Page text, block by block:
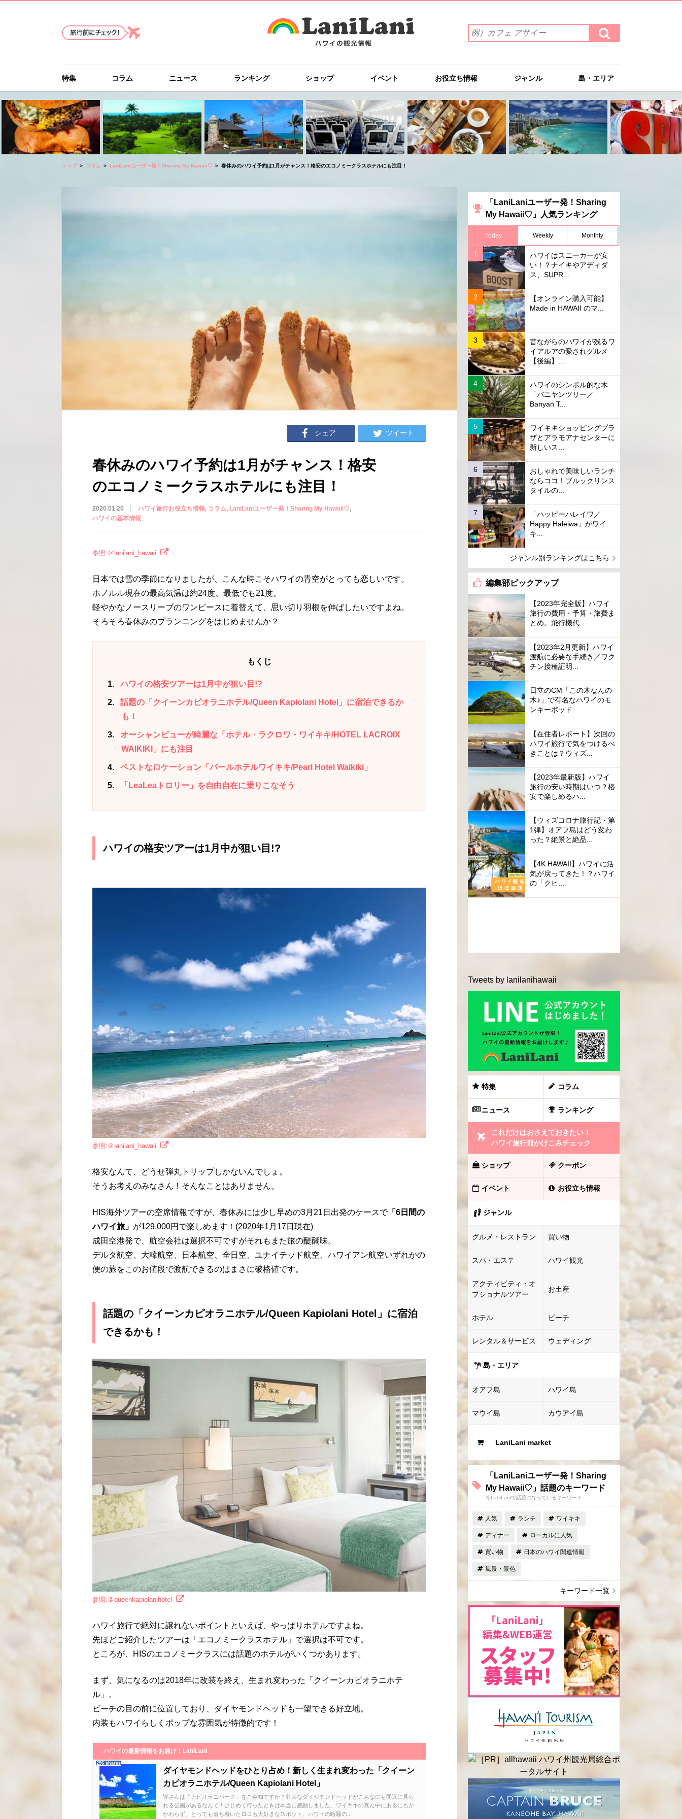
索
ワ
を
入
力
(例）
カ
フ
ェ
イ
ー
検
索
す
特集 コラム ニュース ランキング ショップ イベント お役立ち情報 ジャンル 島・エリア
トップ コラム LaniLaniユーザー発！Sharing My Hawaii♡ 春休みのハワイ予約は1月がチャンス！格安のエコノミークラスホテルにも注目！
シェア ツイート
春休みのハワイ予約は1月がチャンス！格安
のエコノミークラスホテルにも注目！
2020.01.20 ハワイ旅行お役立ち情報 コラム LaniLaniユーザー発！Sharing My Hawaii♡
ハワイの基本情報
参照:＠lanilani_hawaii
日本では雪の季節になりましたが、こんな時こそハワイの青空がとっても恋しいです。
ホノルル現在の最高気温は約24度、最低でも21度。
軽やかなノースリーブのワンピースに着替えて、思い切り羽根を伸ばしたいですよね。
そろそろ春休みのプランニングをはじめませんか？
もくじ
1 ハワイの格安ツアーは1月中が狙い目!?
2
話題の「クイーンカピオラニホテル/Queen Kapiolani Hotel」に宿泊できるか
も！
3
オーシャンビューが綺麗な「ホテル・ラクロワ・ワイキキ/HOTEL LACROIX
WAIKIKI」にも注目
4 ベストなロケーション「パールホテルワイキキ/Pearl Hotel Waikiki」
5 「LeaLeaトロリー」を自由自在に乗りこなそう
ハワイの格安ツアーは1月中が狙い目!?
参照:＠lanilani_hawaii
格安なんて、どうせ弾丸トリップしかないんでしょ。
そうお考えのみなさん！そんなことはありません。
HIS海外ツアーの空席情報ですが、春休みには少し早めの3月21日出発のケースで「6日間の
ハワイ旅」 が129,000円で楽しめます！(2020年1月17日現在)
成田空港発で、航空会社は選択不可ですがそれもまた旅の醍醐味。
デルタ航空、大韓航空、日本航空、全日空、ユナイテッド航空、ハワイアン航空いずれかの
便の旅をこのお値段で渡航できるのはまさに破格値です。
話題の「クイーンカピオラニホテル/Queen Kapiolani Hotel」に宿泊
できるかも！
参照:＠queenkapiolanihotel
ハワイ旅行で絶対に譲れないポイントといえば、やっぱりホテルですよね。
先ほどご紹介したツアーは「エコノミークラスホテル」で選択は不可です。
ところが、HISのエコノミークラスには話題のホテルがいくつかあります。
まず、気になるのは2018年に改装を終え、生まれ変わった「クイーンカピオラニホテ
ル」。
ビーチの目の前に位置しており、ダイヤモンドヘッドも一望できる好立地。
内装もハワイらしくポップな雰囲気が特徴的です！
ハワイの最新情報をお届け！LaniLani
296 shares
ダイヤモンドヘッドをひとり占め！新しく生まれ変わった「クイーン
カピオラニホテル/Queen Kapiolani Hotel」
皆さんは「カピオラニパーク」をご存知ですか？壮大なダイヤモンドヘッドがこんなにも間近に見ら
れる公園があるなんて！はじめて行ったときは本当に感動しました。ワイキキの真ん中にあるにもか
かわらず、とっても落ち着いたロコも大好きなスポット。ハワイの喧騒の...
「LaniLaniユーザー発！Sharing
My Hawaii♡」人気ランキング
Today Weekly Monthly
ハワイはスニーカーが安
い！？ナイキやアディダ
ス、SUPR...
【オンライン購入可能】
Made in HAWAII のマ...
昔ながらのハワイが残るワ
イアルアの愛されグルメ
【後編】...
ハワイのシンボル的な木
「バニヤンツリー／
Banyan T...
ワイキキショッピングプラ
ザとアラモアナセンターに
新しいス...
おしゃれで美味しいランチ
ならココ！ブルックリンス
タイルの...
「ハッピーハレイワ／
Happy Haleiwa」がワイ
キ...
ジャンル別ランキングはこちら
編集部ピックアップ
【2023年完全版】ハワイ
旅行の費用・予算・旅費ま
とめ。飛行機代...
【2023年2月更新】ハワイ
渡航に必要な手続き／ワク
チン接種証明...
日立のCM「この木なんの
木♪」で有名なハワイのモ
ンキーポッド
【在住者レポート】次回の
ハワイ旅行で気をつけるべ
きことは？ウィズ...
【2023年最新版】ハワイ
旅行の安い時期はいつ？格
安で楽しめるハ...
【ウィズコロナ旅行記・第
1弾】オアフ島はどう変わ
った？絶景と絶品...
【4K HAWAII】ハワイに活
気が戻ってきた！？ハワイ
の「クヒ...
Tweets by lanilanihawaii
特集 コラム
ニュース ランキング
これだけはおさえておきたい！
ハワイ旅行前かけこみチェック
ショップ クーポン
イベント お役立ち情報
ジャンル
グルメ・レストラン 買い物
スパ・エステ ハワイ観光
アクティビティ・オ
プショナルツアー
お土産
ホテル ビーチ
レンタル＆サービス ウェディング
島・エリア
オアフ島 ハワイ島
マウイ島 カウアイ島
LaniLani market
「LaniLaniユーザー発！Sharing
My Hawaii♡」話題のキーワード
今LaniLaniで話題になっているキーワード
人気 ランチ ワイキキ
ディナー ローカルに人気
買い物 日本のハワイ関連情報
風景・景色
キーワード一覧